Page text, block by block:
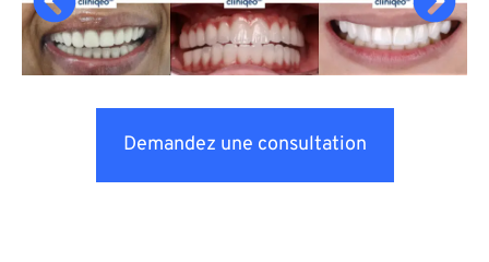
Demandez une consultation